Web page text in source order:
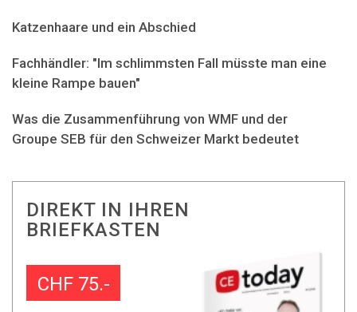
Katzenhaare und ein Abschied
Fachhändler: "Im schlimmsten Fall müsste man eine
kleine Rampe bauen"
Was die Zusammenführung von WMF und der
Groupe SEB für den Schweizer Markt bedeutet
DIREKT IN IHREN
BRIEFKASTEN
CHF 75.-